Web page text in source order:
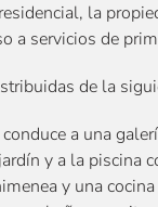
la
a servicios de
de la
a una
y a la piscina
y una